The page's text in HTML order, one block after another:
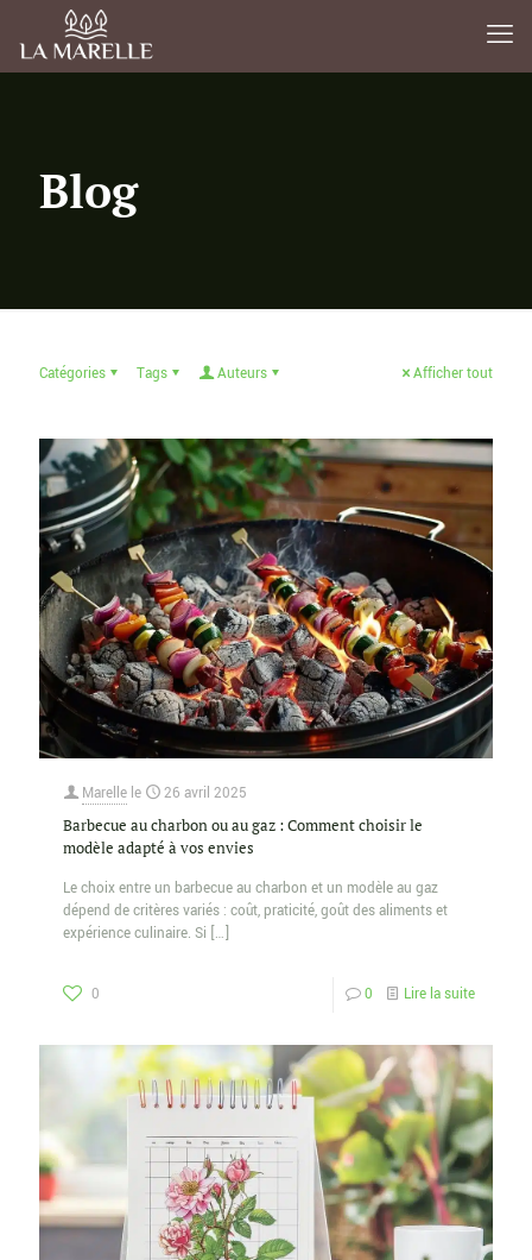
Blog
Catégories Tags Auteurs Afficher tout
Marelle le 26 avril 2025
Barbecue au charbon ou au gaz : Comment choisir le
modèle adapté à vos envies
Le choix entre un barbecue au charbon et un modèle au gaz
dépend de critères variés : coût, praticité, goût des aliments et
expérience culinaire. Si […]
0 0 Lire la suite